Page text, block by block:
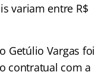
variam entre R$
Getúlio Vargas foi
contratual com a